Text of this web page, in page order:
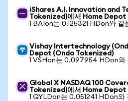
iShares A.I. Innovation and
Tokenized)에서 Home
1 BAIon는 0.125321 HDon와 같
Vishay Intertechnology
Depot (Ondo Tokenized)
1 VSHon는 0.097954 HDon와
Global X NASDAQ 100
Tokenized)에서 Home
1 QYLDon는 0.051241 HDon와